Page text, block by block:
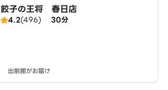
餃子の王将 春日店
4.2(496) 30分
出前館がお届け